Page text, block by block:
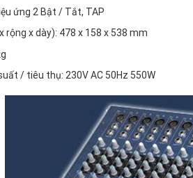
ứng 2 Bật / Tắt, TAP
rộng x dày): 478 x 158 x 538 mm
/ tiêu thụ: 230V AC 50Hz 550W